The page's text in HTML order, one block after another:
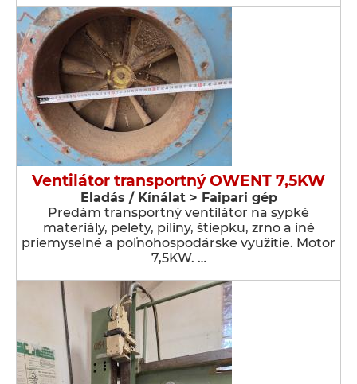
Ventilátor transportný OWENT 7,5KW
Eladás / Kínálat > Faipari gép
Predám transportný ventilátor na sypké
materiály, pelety, piliny, štiepku, zrno a iné
priemyselné a poľnohospodárske využitie. Motor
7,5KW. …